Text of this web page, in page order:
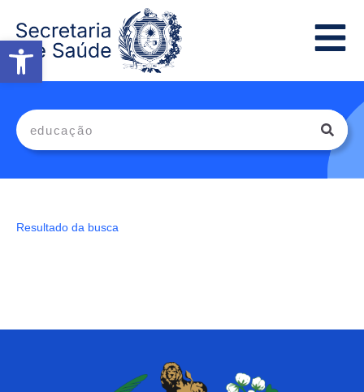
Abrir a barra de ferramentas
Resultado da busca